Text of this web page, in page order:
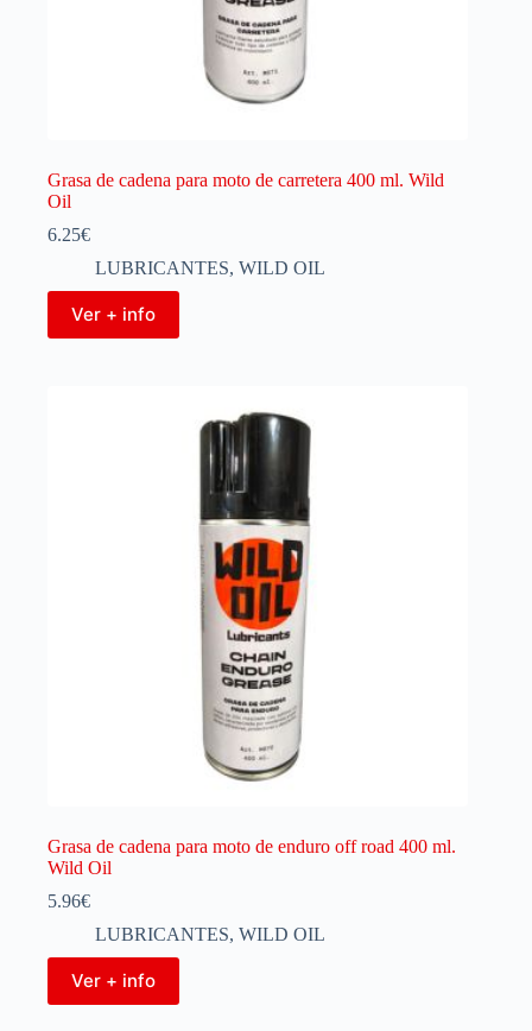
Grasa de cadena para moto de carretera 400 ml. Wild
Oil
6.25€
LUBRICANTES, WILD OIL
Ver + info
Grasa de cadena para moto de enduro off road 400 ml.
Wild Oil
5.96€
LUBRICANTES, WILD OIL
Ver + info